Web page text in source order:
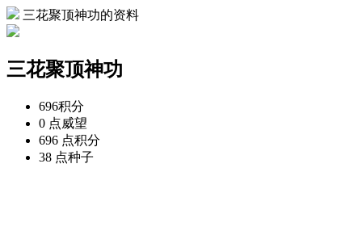
三花聚顶神功的资料
三花聚顶神功
696积分
0 点威望
696 点积分
38 点种子